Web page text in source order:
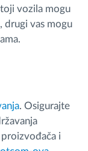
vozila mogu
drugi vas mogu
. Osigurajte
i